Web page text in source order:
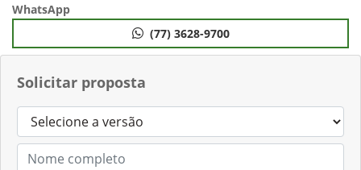
Solicitar proposta
WhatsApp
(77) 3628-9700